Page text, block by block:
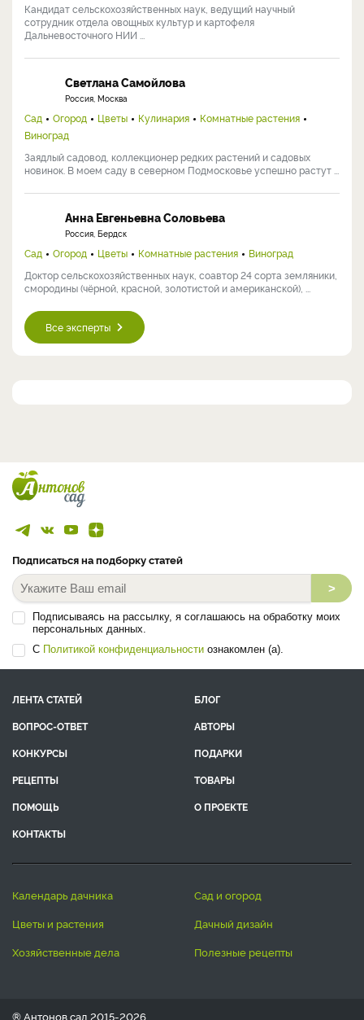
Кандидат сельскохозяйственных наук, ведущий научный
сотрудник отдела овощных культур и картофеля
Дальневосточного НИИ ...
Светлана Самойлова
Россия, Москва
Сад Огород Цветы Кулинария
Комнатные растения
Виноград
Заядлый садовод, коллекционер редких растений и садовых
новинок. В моем саду в северном Подмосковье успешно растут ...
Анна Евгеньевна Соловьева
Россия, Бердск
Сад Огород Цветы Комнатные растения
Виноград
Доктор сельскохозяйственных наук, соавтор 24 сорта земляники,
смородины (чёрной, красной, золотистой и американской), ...
Все эксперты
Подписаться на подборку статей
>
Подписываясь на рассылку, я соглашаюсь на обработку моих
персональных данных.
С Политикой конфиденциальности ознакомлен (а).
ЛЕНТА СТАТЕЙ
БЛОГ
ВОПРОС-ОТВЕТ
АВТОРЫ
КОНКУРСЫ
ПОДАРКИ
РЕЦЕПТЫ
ТОВАРЫ
ПОМОЩЬ
О ПРОЕКТЕ
КОНТАКТЫ
календарь дачника
сад и огород
цветы и растения
дачный дизайн
хозяйственные дела
полезные рецепты
® Антонов сад 2015-2026